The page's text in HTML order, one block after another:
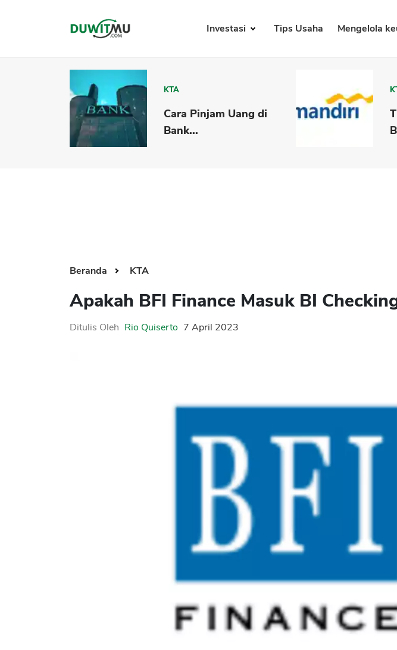
Investasi Tips Usaha Mengelola
KTA
Cara Pinjam Uang di
Bank...
Beranda KTA
Apakah BFI Finance Masuk BI
Ditulis Oleh Rio Quiserto 7 April 2023